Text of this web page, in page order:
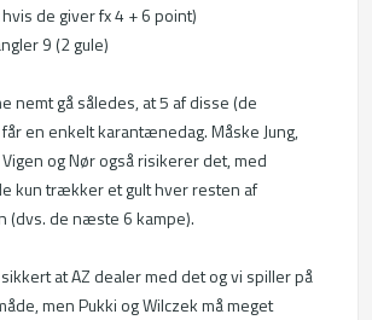
de giver fx 4 + 6 point)
9 (2 gule)
nemt gå således, at 5 af disse (de
en enkelt karantænedag. Måske Jung,
og Nør også risikerer det, med
kun trækker et gult hver resten af
(dvs. de næste 6 kampe).
at AZ dealer med det og vi spiller på
men Pukki og Wilczek må meget